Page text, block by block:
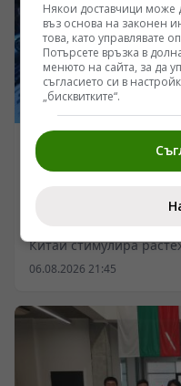
Бумът на
търсенето по цялата
Китай стимулира
производството на
увеличение на
високоскоростен
изчисленията, като
платки са нараснали
06.08.2026 21:45
Някои доставчици може
въз основа на законен
това, като управлявате
Потърсете връзка в
менюто на сайта, за да
съгласието си в
„бисквитките“.